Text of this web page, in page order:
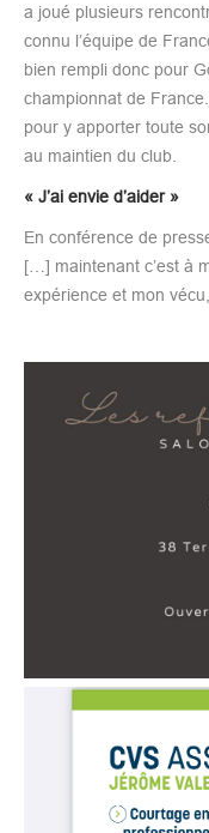
a joué plusieurs
connu l’équipe de
bien rempli donc pour
championnat de
pour y apporter toute
au maintien du club.
« J’ai envie d’aider »
En conférence de
[…] maintenant c’est à
expérience et mon vécu,